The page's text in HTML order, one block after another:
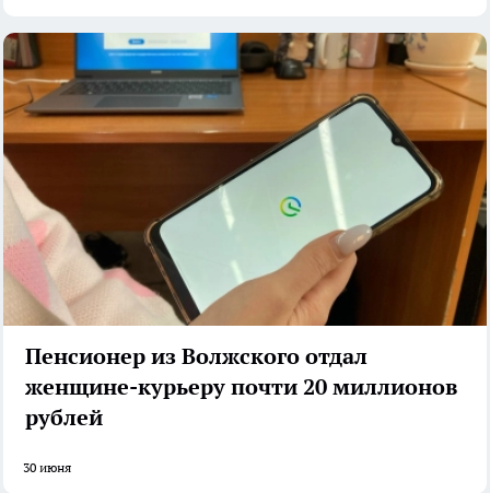
Пенсионер из Волжского отдал
женщине-курьеру почти 20 миллионов
рублей
30 июня